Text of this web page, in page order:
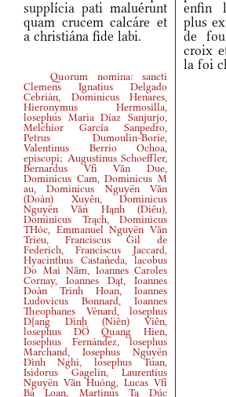
supplícia pati maluérunt
quam crucem calcáre et
a christiána fide labi.
enfin
plus
de
croix
la foi
Quorum nomina: sancti
Clemens Ignatius Delgado
Cebrián, Dominicus Henares,
Hieronymus Hermosilla,
losephus Maria Díaz Sanjurjo,
Melchior García Sanpedro,
Petrus Dumoulin-Borie,
Valentinus Berrio Ochoa,
episcopi; Augustinus Schoeffler,
Bernardus Vfi Văn Due,
Dominicus Cam, Dominicus M
au, Dominicus Nguyën Văn
(Doàn) Xuyên, Dominicus
Nguyën Văn Hąnh (Diêu),
Dominicus Trąch, Dominicus
THóc, Emmanuel Nguyën Văn
Trieu, Franciscus Gil de
Federich, Franciscus Jaccard,
Hyacinthus Castañeda, lacobus
Do Mai Năm, Ioannes Caroles
Cornay, Ioannes Dąt, Ioannes
Doàn Trinh Hoan, Ioannes
Ludovicus Bonnard, Ioannes
Theophanes Vénard, losephus
D{ang Dình (Niên) Viên,
losephus DÖ Quang Hien,
Iosephus Fernández, losephus
Marchand, Iosephus Nguyën
Dình Nghi, losephus Tuan,
Isidorus Gagelin, Laurentius
Nguyën Văn Huóng, Lucas Vfi
Bá Loan, Martinus Tą Dúc